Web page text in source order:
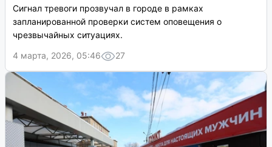
Сигнал тревоги прозвучал в городе в рамках
запланированной проверки систем оповещения о
чрезвычайных ситуациях.
4 марта, 2026, 05:46
27